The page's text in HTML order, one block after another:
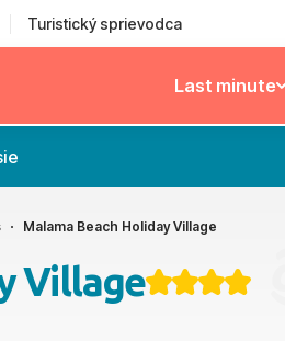
Turistický sprievodca
Last minute
Malama Beach Holiday Village
Village